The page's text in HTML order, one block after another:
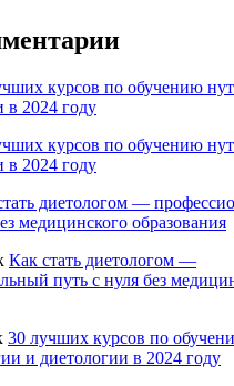
курсов по обучению
в 2024 году
курсов по обучению
в 2024 году
диетологом —
медицинского образования
Как стать диетологом —
путь с нуля без
30 лучших курсов по
и диетологии в 2024 году